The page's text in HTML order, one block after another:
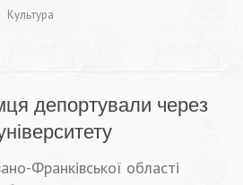
Культура
депортували через
Франківської області